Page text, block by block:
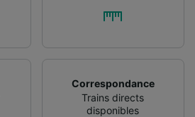
Correspondance
Trains directs
disponibles